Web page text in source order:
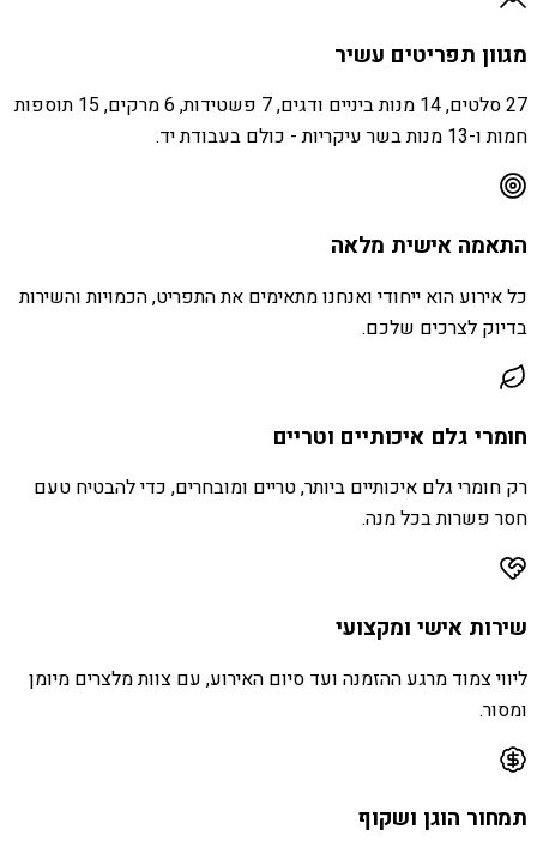
מגוון תפריטים עשיר
27 סלטים, 14 מנות ביניים ודגים, 7 פשטידות, 6 מרקים, 15 תוספות
חמות ו-13 מנות בשר עיקריות - כולם בעבודת יד.
התאמה אישית מלאה
כל אירוע הוא ייחודי ואנחנו מתאימים את התפריט, הכמויות והשירות
בדיוק לצרכים שלכם.
חומרי גלם איכותיים וטריים
רק חומרי גלם איכותיים ביותר, טריים ומובחרים, כדי להבטיח טעם
חסר פשרות בכל מנה.
שירות אישי ומקצועי
ליווי צמוד מרגע ההזמנה ועד סיום האירוע, עם צוות מלצרים מיומן
ומסור.
תמחור הוגן ושקוף